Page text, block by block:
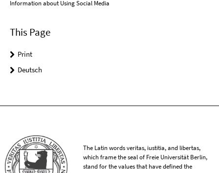
Information about Using Social Media
This Page
Print
Deutsch
The Latin words veritas, iustitia, and libertas,
which frame the seal of Freie Universität Berlin,
stand for the values that have defined the